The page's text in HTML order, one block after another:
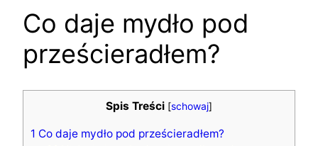
Co daje mydło pod
prześcieradłem?
Spis Treści [schowaj]
1 Co daje mydło pod prześcieradłem?